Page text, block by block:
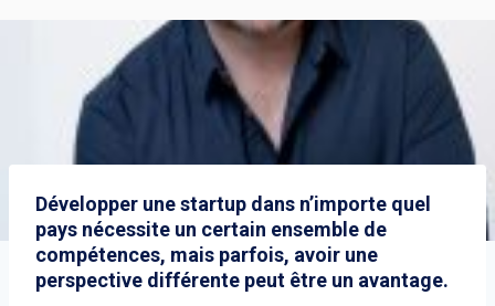
Développer une startup dans n’importe quel
pays nécessite un certain ensemble de
compétences, mais parfois, avoir une
perspective différente peut être un avantage.